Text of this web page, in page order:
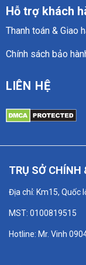
Hỗ trợ khách
Thanh toán & Giao
Chính sách bảo
LIÊN HỆ
TRỤ SỞ CHÍNH
Địa chỉ: Km15, Quốc
MST: 0100819515
Hotline: Mr. Vinh